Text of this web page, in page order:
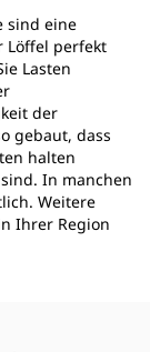
sind eine
Löffel perfekt
Lasten
der
gebaut, dass
halten
In manchen
Weitere
Ihrer Region